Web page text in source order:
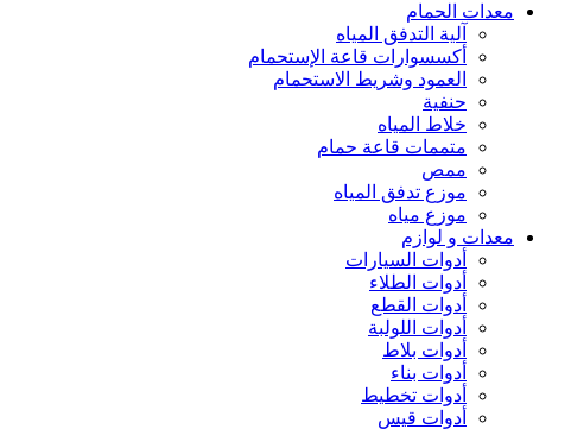
معدات الحمام
آلية التدفق المياه
أكسسوارات قاعة الإستحمام
العمود وشريط الاستحمام
حنفية
خلاط المياه
متممات قاعة حمام
ممص
موزع تدفق المياه
موزع مياه
معدات و لوازم
أدوات السيارات
أدوات الطلاء
أدوات القطع
أدوات اللولبة
أدوات بلاط
أدوات بناء
أدوات تخطيط
أدوات قيس